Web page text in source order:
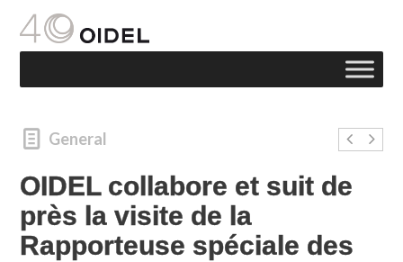
General
OIDEL collabore et suit de
près la visite de la
Rapporteuse spéciale des